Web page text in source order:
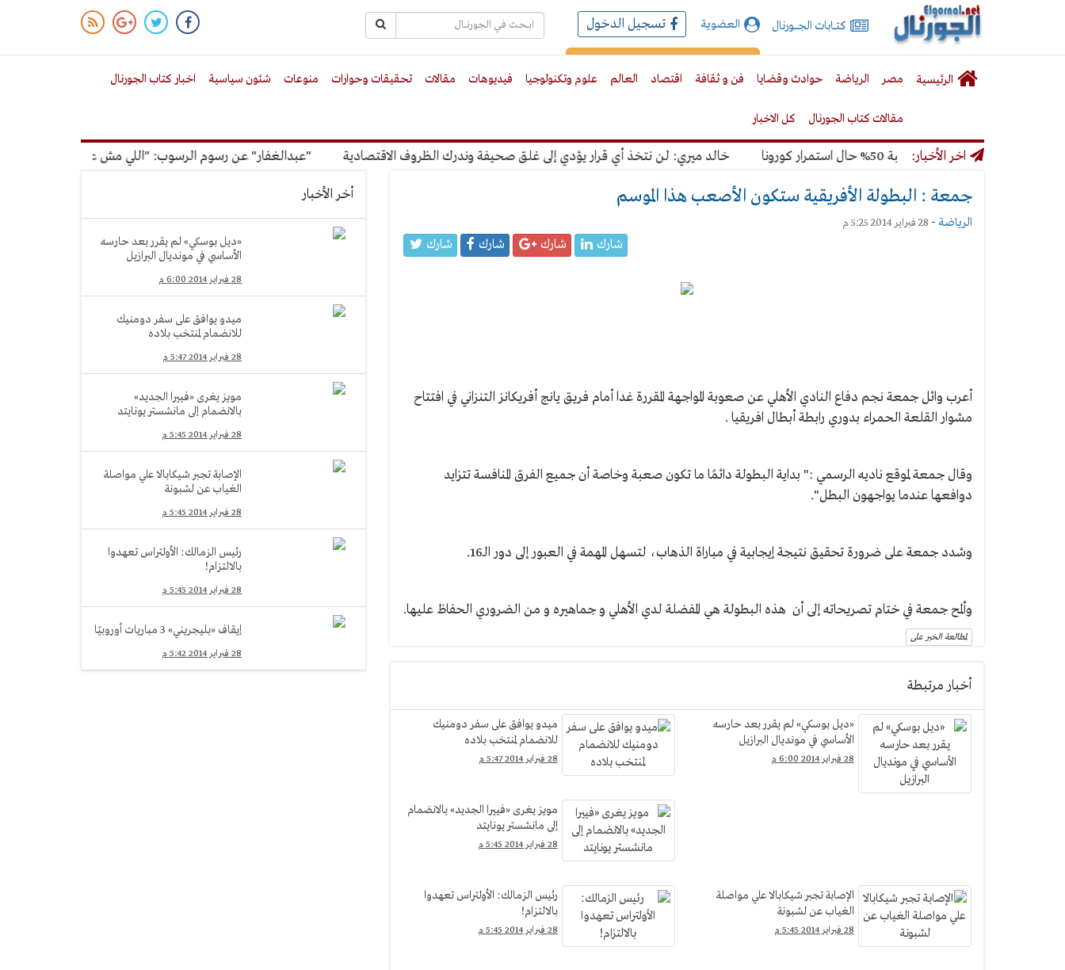
الجورنال
نت
كتـــابات الجـــــورنال العضوية تسجيل الدخول
الرئيسية مصر الرياضة حوادث وقضايا فن و ثقافة اقتصاد العالم علوم وتكنولوجيا فيديوهات مقالات تحقيقات وحوارات منوعات شئون سياسية اخبار كتاب الجورنال
مقالات كتاب الجورنال كل الاخبار
اخر الأخبار:
المونديال بنسبة 50% حال استمرار كورونا خالد ميري: لن نتخذ أي قرار يؤدي إلى غلق صحيفة وندرك الظروف الاقتصادية "عبدالغفار" عن رسوم الرسوب: "اللي مش عاوز يتعلم ملوش
جمعة : البطولة الأفريقية ستكون الأصعب هذا الموسم
الرياضة - 28 فبراير 2014 5:25 م
شارك شارك شارك شارك
أعرب وائل جمعة نجم دفاع النادي الأهلي عن صعوبة المواجهة المقررة غدا أمام فريق يانج أفريكانز التنزاني في افتتاح
مشوار القلعة الحمراء بدوري رابطة أبطال افريقيا .
وقال جمعة لموقع ناديه الرسمي :" بداية البطولة دائمًا ما تكون صعبة وخاصة أن جميع الفرق المنافسة تتزايد
دوافعها عندما يواجهون البطل".
وشدد جمعة على ضرورة تحقيق نتيجة إيجابية في مباراة الذهاب، لتسهل المهمة في العبور إلى دور الـ16.
وألمح جمعة في ختام تصريحاته إلى أن هذه البطولة هي المفضلة لدي الأهلي و جماهيره و من الضروري الحفاظ عليها.
لمطالعة الخبر على
أخبار مرتبطة
«ديل بوسكي» لم يقرر بعد حارسه
الأساسي في مونديال البرازيل
28 فبراير 2014 6:00 م
ميدو يوافق على سفر دومنيك
للانضمام لمنتخب بلاده
28 فبراير 2014 5:47 م
مويز يغرى «فييرا الجديد» بالانضمام
إلى مانشستر يونايتد
28 فبراير 2014 5:45 م
الإصابة تجبر شيكابالا علي مواصلة
الغياب عن لشبونة
28 فبراير 2014 5:45 م
رئيس الزمالك: الأولتراس تعهدوا
بالالتزام!
28 فبراير 2014 5:45 م
أخر الأخبار
«ديل بوسكي» لم يقرر بعد حارسه
الأساسي في مونديال البرازيل
28 فبراير 2014 6:00 م
ميدو يوافق على سفر دومنيك
للانضمام لمنتخب بلاده
28 فبراير 2014 5:47 م
مويز يغرى «فييرا الجديد»
بالانضمام إلى مانشستر يونايتد
28 فبراير 2014 5:45 م
الإصابة تجبر شيكابالا علي مواصلة
الغياب عن لشبونة
28 فبراير 2014 5:45 م
رئيس الزمالك: الأولتراس تعهدوا
بالالتزام!
28 فبراير 2014 5:45 م
إيقاف «بليجريني» 3 مباريات أوروبيًا
28 فبراير 2014 5:42 م